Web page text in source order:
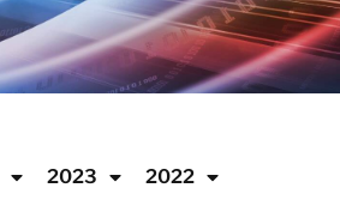
2023 2022